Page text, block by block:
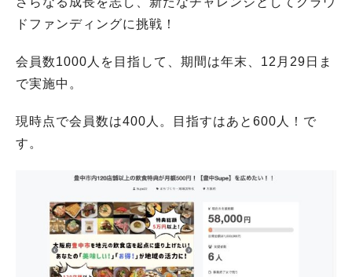
ドファンディングに挑戦！
会員数1000人を目指して、期間は年末、12月29日ま
で実施中。
現時点で会員数は400人。目指すはあと600人！で
す。